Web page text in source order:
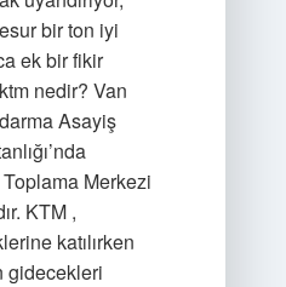
bir ton iyi
ek bir fikir
nedir? Van
Asayiş
Merkezi
KTM ,
katılırken
gidecekleri